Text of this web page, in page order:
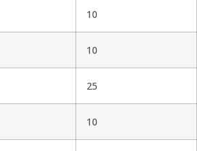
10
10
25
10